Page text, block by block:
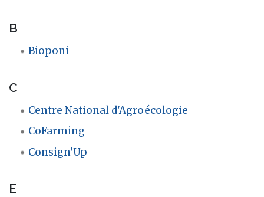
B
Bioponi
C
Centre National d'Agroécologie
CoFarming
Consign'Up
E